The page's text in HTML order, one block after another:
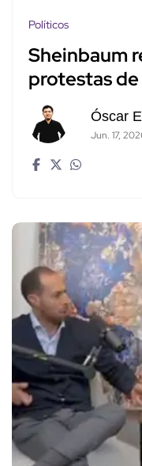
Políticos
Sheinbaum
protestas de
Óscar
Jun. 17,